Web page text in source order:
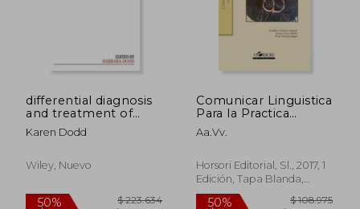
50%
differential diagnosis
and treatment of
children with speech
disorder, 2nd edition
Karen Dodd
Wiley, Nuevo
Comunicar Linguistica
Para la Practica
Logopedica
Aa.Vv.
Horsori Editorial, Sl., 2017, 1
Edición, Tapa Blanda,
Nuevo